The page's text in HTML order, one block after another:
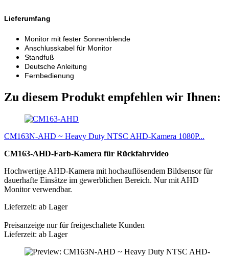
Lieferumfang
Monitor mit fester Sonnenblende
Anschlusskabel für Monitor
Standfuß
Deutsche Anleitung
Fernbedienung
Zu diesem Produkt empfehlen wir Ihnen:
CM163N-AHD ~ Heavy Duty NTSC AHD-Kamera 1080P...
CM163-AHD-Farb-Kamera für Rückfahrvideo
Hochwertige AHD-Kamera mit hochauflösendem Bildsensor für
dauerhafte Einsätze im gewerblichen Bereich. Nur mit AHD
Monitor verwendbar.
Lieferzeit: ab Lager
Preisanzeige nur für freigeschaltete Kunden
Lieferzeit: ab Lager